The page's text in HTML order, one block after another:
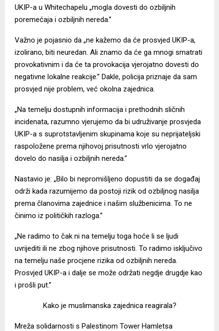
UKIP-a u Whitechapelu „mogla dovesti do ozbiljnih
poremećaja i ozbiljnih nereda.”
Važno je pojasnio da „ne kažemo da će prosvjed UKIP-a,
izolirano, biti neuredan. Ali znamo da će ga mnogi smatrati
provokativnim i da će ta provokacija vjerojatno dovesti do
negativne lokalne reakcije.” Dakle, policija priznaje da sam
prosvjed nije problem, već okolna zajednica.
„Na temelju dostupnih informacija i prethodnih sličnih
incidenata, razumno vjerujemo da bi udruživanje prosvjeda
UKIP-a s suprotstavljenim skupinama koje su neprijateljski
raspoložene prema njihovoj prisutnosti vrlo vjerojatno
dovelo do nasilja i ozbiljnih nereda.”
Nastavio je: „Bilo bi nepromišljeno dopustiti da se događaj
održi kada razumijemo da postoji rizik od ozbiljnog nasilja
prema članovima zajednice i našim službenicima. To ne
činimo iz političkih razloga.”
„Ne radimo to čak ni na temelju toga hoće li se ljudi
uvrijediti ili ne zbog njihove prisutnosti. To radimo isključivo
na temelju naše procjene rizika od ozbiljnih nereda.
Prosvjed UKIP-a i dalje se može održati negdje drugdje kao
i prošli put.”
Kako je muslimanska zajednica reagirala?
Mreža solidarnosti s Palestinom Tower Hamletsa